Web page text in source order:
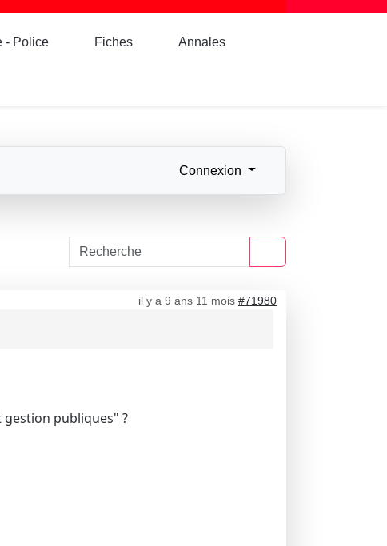
- Police Fiches Annales
Connexion
il y a 9 ans 11 mois #71980
publiques" ?